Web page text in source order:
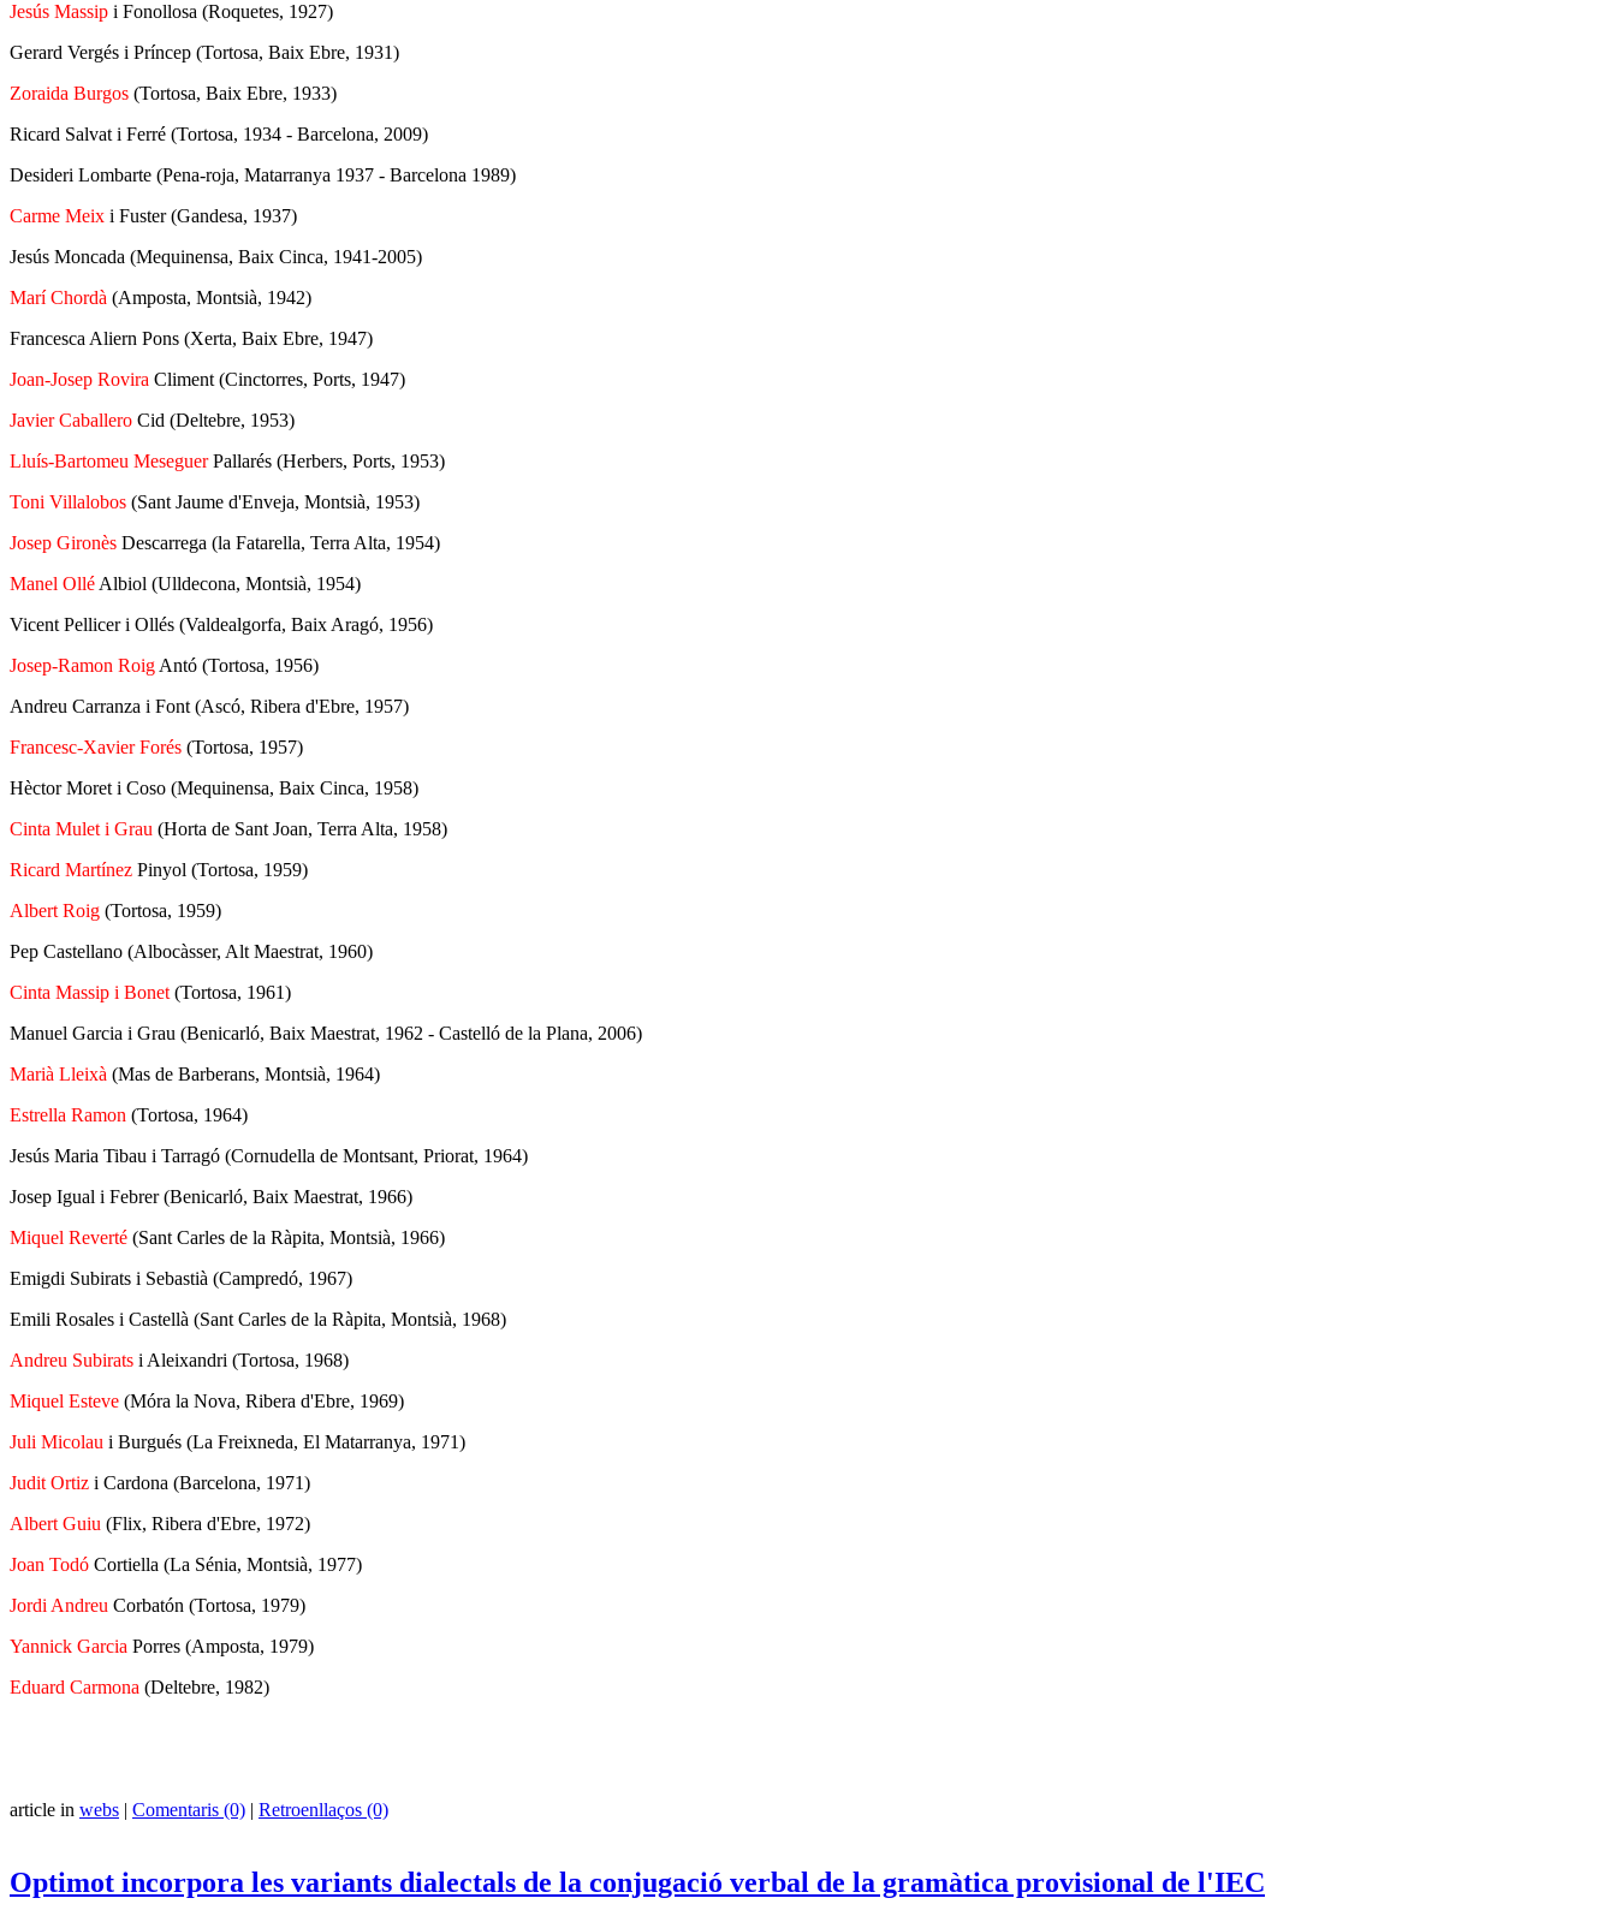
Jesús Massip i Fonollosa (Roquetes, 1927)
Gerard Vergés i Príncep (Tortosa, Baix Ebre, 1931)
Zoraida Burgos (Tortosa, Baix Ebre, 1933)
Ricard Salvat i Ferré (Tortosa, 1934 - Barcelona, 2009)
Desideri Lombarte (Pena-roja, Matarranya 1937 - Barcelona 1989)
Carme Meix i Fuster (Gandesa, 1937)
Jesús Moncada (Mequinensa, Baix Cinca, 1941-2005)
Marí Chordà (Amposta, Montsià, 1942)
Francesca Aliern Pons (Xerta, Baix Ebre, 1947)
Joan-Josep Rovira Climent (Cinctorres, Ports, 1947)
Javier Caballero Cid (Deltebre, 1953)
Lluís-Bartomeu MeseguerPallarés (Herbers, Ports, 1953)
Toni Villalobos (Sant Jaume d'Enveja, Montsià, 1953)
Josep Gironès Descarrega (la Fatarella, Terra Alta, 1954)
Manel Ollé Albiol (Ulldecona, Montsià, 1954)
Vicent Pellicer i Ollés (Valdealgorfa, Baix Aragó, 1956)
Josep-Ramon Roig Antó (Tortosa, 1956)
Andreu Carranza i Font (Ascó, Ribera d'Ebre, 1957)
Francesc-Xavier Forés (Tortosa, 1957)
Hèctor Moret i Coso (Mequinensa, Baix Cinca, 1958)
Cinta Mulet i Grau (Horta de Sant Joan, Terra Alta, 1958)
Ricard Martínez Pinyol (Tortosa, 1959)
Albert Roig (Tortosa, 1959)
Pep Castellano (Albocàsser, Alt Maestrat, 1960)
Cinta Massip i Bonet (Tortosa, 1961)
Manuel Garcia i Grau (Benicarló, Baix Maestrat, 1962 - Castelló de la Plana, 2006)
Marià Lleixà (Mas de Barberans, Montsià, 1964)
Estrella Ramon (Tortosa, 1964)
Jesús Maria Tibau i Tarragó (Cornudella de Montsant, Priorat, 1964)
Josep Igual i Febrer (Benicarló, Baix Maestrat, 1966)
Miquel Reverté (Sant Carles de la Ràpita, Montsià, 1966)
Emigdi Subirats i Sebastià (Campredó, 1967)
Emili Rosales i Castellà (Sant Carles de la Ràpita, Montsià, 1968)
Andreu Subirats i Aleixandri (Tortosa, 1968)
Miquel Esteve (Móra la Nova, Ribera d'Ebre, 1969)
Juli Micolau i Burgués (La Freixneda, El Matarranya, 1971)
Judit Ortiz i Cardona (Barcelona, 1971)
Albert Guiu (Flix, Ribera d'Ebre, 1972)
Joan Todó Cortiella (La Sénia, Montsià, 1977)
Jordi Andreu Corbatón (Tortosa, 1979)
Yannick Garcia Porres (Amposta, 1979)
Eduard Carmona (Deltebre, 1982)
article in webs | Comentaris (0) | Retroenllaços (0)
Optimot incorpora les variants dialectals de la conjugació verbal de la gramàtica provisional de l'IEC